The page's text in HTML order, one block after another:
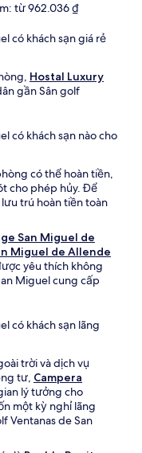
từ 962.036 ₫
có khách sạn giá rẻ
Hostal Luxury
gần Sân golf
có khách sạn nào cho
có thể hoàn tiền,
cho phép hủy. Để
trú hoàn tiền toàn
San Miguel de
Miguel de Allende
yêu thích không
Miguel cung cấp
có khách sạn lãng
trời và dịch vụ
tư, Campera
lý tưởng cho
một kỳ nghỉ lãng
Ventanas de San